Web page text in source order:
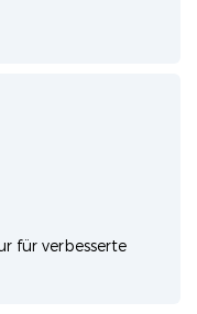
für verbesserte